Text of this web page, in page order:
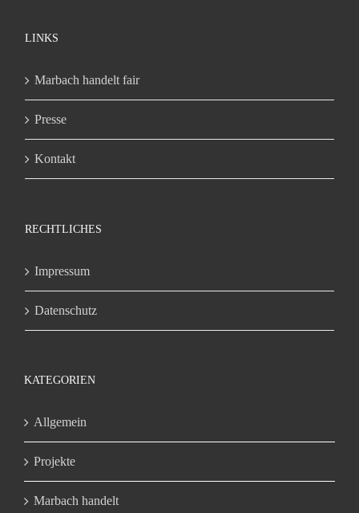
LINKS
Marbach handelt fair
Presse
Kontakt
RECHTLICHES
Impressum
Datenschutz
KATEGORIEN
Allgemein
Projekte
Marbach handelt